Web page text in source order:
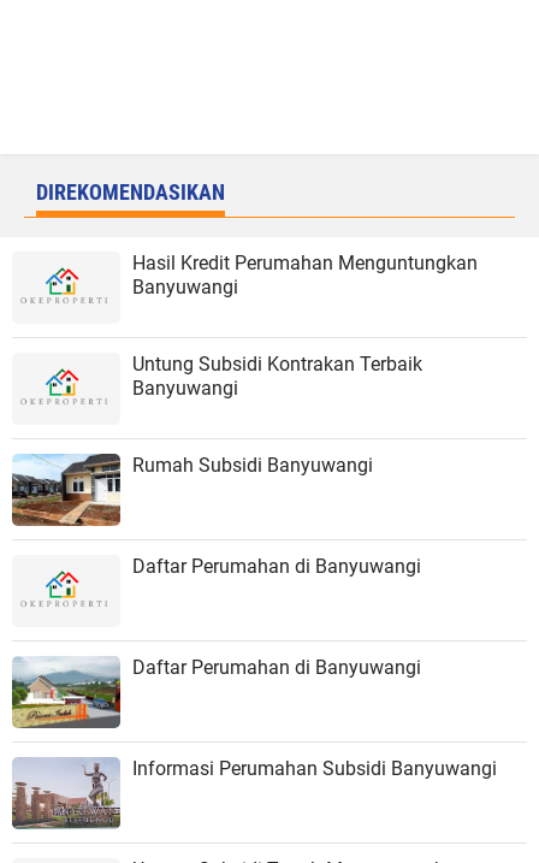
DIREKOMENDASIKAN
Hasil Kredit Perumahan Menguntungkan
Banyuwangi
Untung Subsidi Kontrakan Terbaik
Banyuwangi
Rumah Subsidi Banyuwangi
Daftar Perumahan di Banyuwangi
Daftar Perumahan di Banyuwangi
Informasi Perumahan Subsidi Banyuwangi